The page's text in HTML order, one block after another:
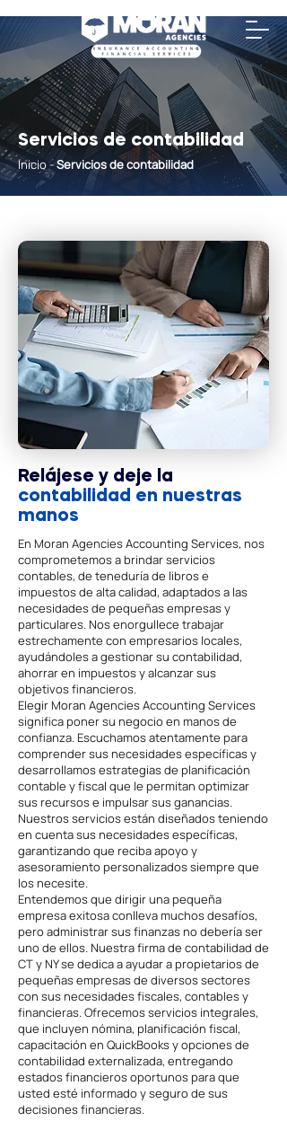
Servicios de contabilidad
Inicio-Servicios de contabilidad
Relájese y deje la
contabilidad en nuestras
manos
En Moran Agencies Accounting Services, nos
comprometemos a brindar servicios
contables, de teneduría de libros e
impuestos de alta calidad, adaptados a las
necesidades de pequeñas empresas y
particulares. Nos enorgullece trabajar
estrechamente con empresarios locales,
ayudándoles a gestionar su contabilidad,
ahorrar en impuestos y alcanzar sus
objetivos financieros.
Elegir Moran Agencies Accounting Services
significa poner su negocio en manos de
confianza. Escuchamos atentamente para
comprender sus necesidades específicas y
desarrollamos estrategias de planificación
contable y fiscal que le permitan optimizar
sus recursos e impulsar sus ganancias.
Nuestros servicios están diseñados teniendo
en cuenta sus necesidades específicas,
garantizando que reciba apoyo y
asesoramiento personalizados siempre que
los necesite.
Entendemos que dirigir una pequeña
empresa exitosa conlleva muchos desafíos,
pero administrar sus finanzas no debería ser
uno de ellos. Nuestra firma de contabilidad de
CT y NY se dedica a ayudar a propietarios de
pequeñas empresas de diversos sectores
con sus necesidades fiscales, contables y
financieras. Ofrecemos servicios integrales,
que incluyen nómina, planificación fiscal,
capacitación en QuickBooks y opciones de
contabilidad externalizada, entregando
estados financieros oportunos para que
usted esté informado y seguro de sus
decisiones financieras.